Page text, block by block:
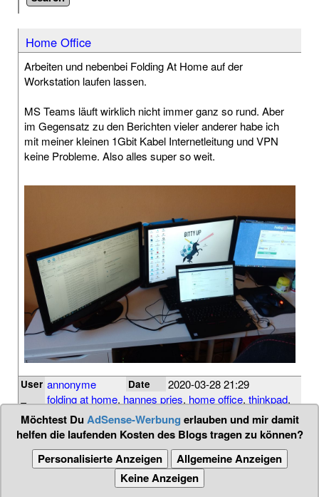
Home Office
Arbeiten und nebenbei Folding At Home auf der
Workstation laufen lassen.
MS Teams läuft wirklich nicht immer ganz so rund. Aber
im Gegensatz zu den Berichten vieler anderer habe ich
mit meiner kleinen 1Gbit Kabel Internetleitung und VPN
keine Probleme. Also alles super so weit.
User annonyme Date 2020-03-28 21:29
Tags folding at home, hannes pries, home office, thinkpad,
vpn , workstation
Möchtest DuAdSense-Werbung erlauben und mir damit
helfen die laufenden Kosten des Blogs tragen zu können?
Personalisierte Anzeigen
Allgemeine Anzeigen
Keine Anzeigen